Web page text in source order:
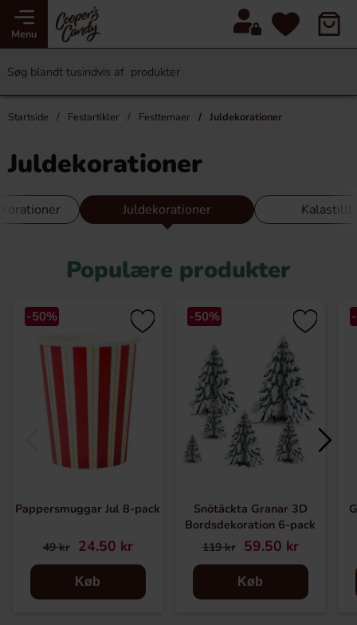
Menu
Startside Festartikler Festtemaer Juldekorationer
Juldekorationer
Juldekorationer
Populære produkter
-50%
Pappersmuggar Jul 8-pack
49 kr 24.50 kr
Køb
-50%
Snötäckta Granar 3D
Bordsdekoration 6-pack
119 kr 59.50 kr
Køb